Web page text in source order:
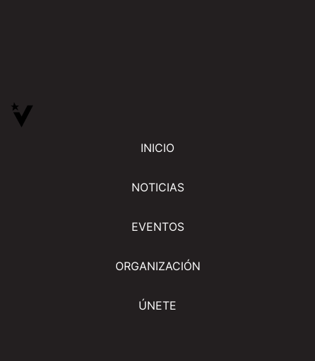
INICIO
NOTICIAS
EVENTOS
ORGANIZACIÓN
ÚNETE